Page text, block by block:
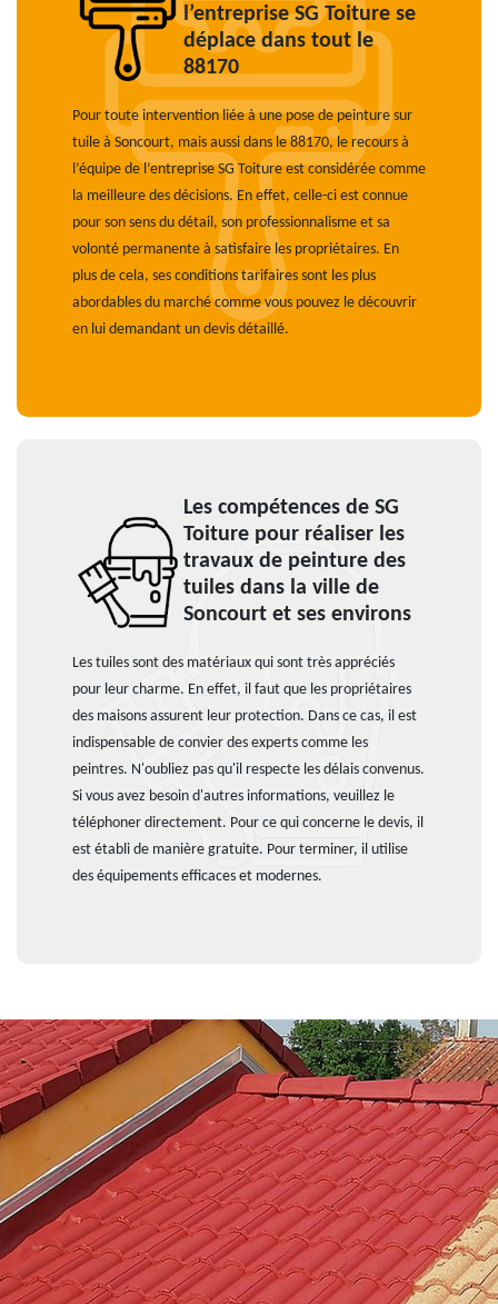
l’entreprise SG Toiture se
déplace dans tout le
88170
Pour toute intervention liée à une pose de peinture sur
tuile à Soncourt, mais aussi dans le 88170, le recours à
l’équipe de l’entreprise SG Toiture est considérée comme
la meilleure des décisions. En effet, celle-ci est connue
pour son sens du détail, son professionnalisme et sa
volonté permanente à satisfaire les propriétaires. En
plus de cela, ses conditions tarifaires sont les plus
abordables du marché comme vous pouvez le découvrir
en lui demandant un devis détaillé.
Les compétences de SG
Toiture pour réaliser les
travaux de peinture des
tuiles dans la ville de
Soncourt et ses environs
Les tuiles sont des matériaux qui sont très appréciés
pour leur charme. En effet, il faut que les propriétaires
des maisons assurent leur protection. Dans ce cas, il est
indispensable de convier des experts comme les
peintres. N'oubliez pas qu'il respecte les délais convenus.
Si vous avez besoin d'autres informations, veuillez le
téléphoner directement. Pour ce qui concerne le devis, il
est établi de manière gratuite. Pour terminer, il utilise
des équipements efficaces et modernes.